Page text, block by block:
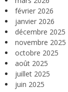
février 2026
janvier 2026
décembre 2025
novembre 2025
octobre 2025
août 2025
juillet 2025
juin 2025